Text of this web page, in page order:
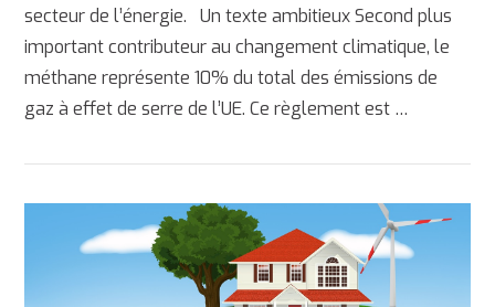
secteur de l’énergie. Un texte ambitieux Second plus
important contributeur au changement climatique, le
méthane représente 10% du total des émissions de
gaz à effet de serre de l’UE. Ce règlement est …